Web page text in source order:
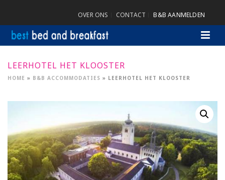
OVER ONS CONTACT B&B AANMELDEN
LEERHOTEL HET KLOOSTER
HOME » B&B ACCOMMODATIES » LEERHOTEL HET KLOOSTER